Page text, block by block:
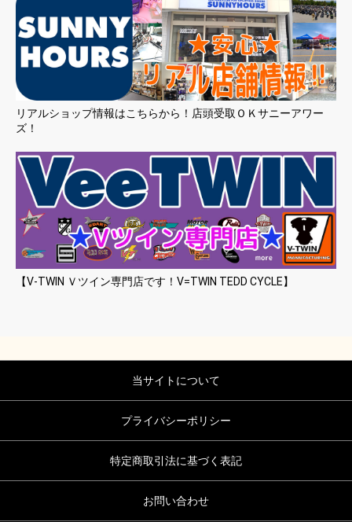
リアルショップ情報はこちらから！店頭受取ＯＫサニーアワー
ズ！
【V-TWIN Ｖツイン専門店です！V=TWIN TEDD CYCLE】
当サイトについて
プライバシーポリシー
特定商取引法に基づく表記
お問い合わせ